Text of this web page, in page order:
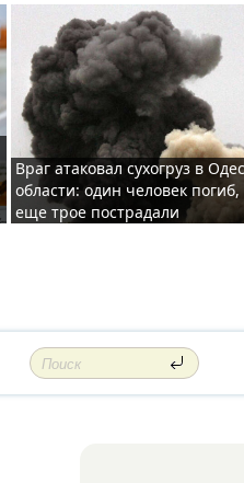
Враг атаковал сухогруз в
области: один человек погиб,
еще трое пострадали